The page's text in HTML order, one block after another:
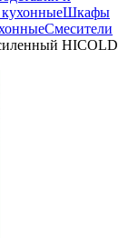
Шкафы
Смесители
HICOLD